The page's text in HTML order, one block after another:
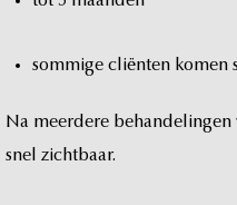
sommige cliënten komen
Na meerdere behandelingen
snel zichtbaar.